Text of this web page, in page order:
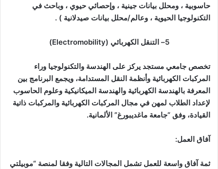
حاسوبية ، ومحلل بيانات جينية ، وإحصائي حيوي ، وباحث في
التكنولوجيا الحيوية ، وعالم/محلل بيانات صيدلانية ) .
5
–التنقل الكهربائي (Electromobility)
تخصص جامعي مستجد يركز على الهندسة والتكنولوجيا وراء
المركبات الكهربائية وأنظمة النقل المستدامة، ويجمع البرنامج بين
المعرفة بالهندسة الكهربائية والهندسة الميكانيكية وعلوم الحاسوب
لإعداد الطلاب لمهن في مجال المركبات الكهربائية والمركبات ذاتية
القيادة، وفق “جامعة ماغديبورغ” الألمانية.
آفاق العمل:
ثمة آفاق واسعة للعمل تشمل المجالات التالية وفقا لمنصة “موبيلتي